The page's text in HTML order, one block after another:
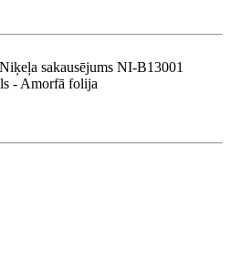
sakausējums NI-B13001
- Amorfā folija